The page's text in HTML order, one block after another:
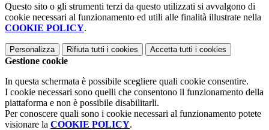
Questo sito o gli strumenti terzi da questo utilizzati si avvalgono di
cookie necessari al funzionamento ed utili alle finalità illustrate nella
COOKIE POLICY.
Personalizza Rifiuta tutti i cookies Accetta tutti i cookies
Gestione cookie
In questa schermata è possibile scegliere quali cookie consentire.
I cookie necessari sono quelli che consentono il funzionamento della
piattaforma e non è possibile disabilitarli.
Per conoscere quali sono i cookie necessari al funzionamento potete
visionare la COOKIE POLICY.